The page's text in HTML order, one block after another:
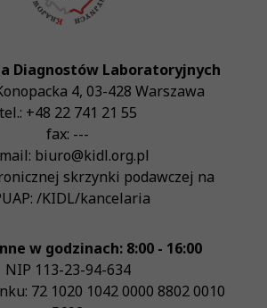
Diagnostów Laboratoryjnych
4, 03-428 Warszawa
tel.: +48 22 741 21 55
fax: ---
biuro@kidl.org.pl
skrzynki podawczej na
/KIDL/kancelaria
w godzinach: 8:00 - 16:00
NIP 113-23-94-634
72 1020 1042 0000 8802 0010